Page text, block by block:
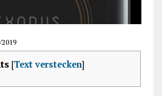
[Text verstecken]